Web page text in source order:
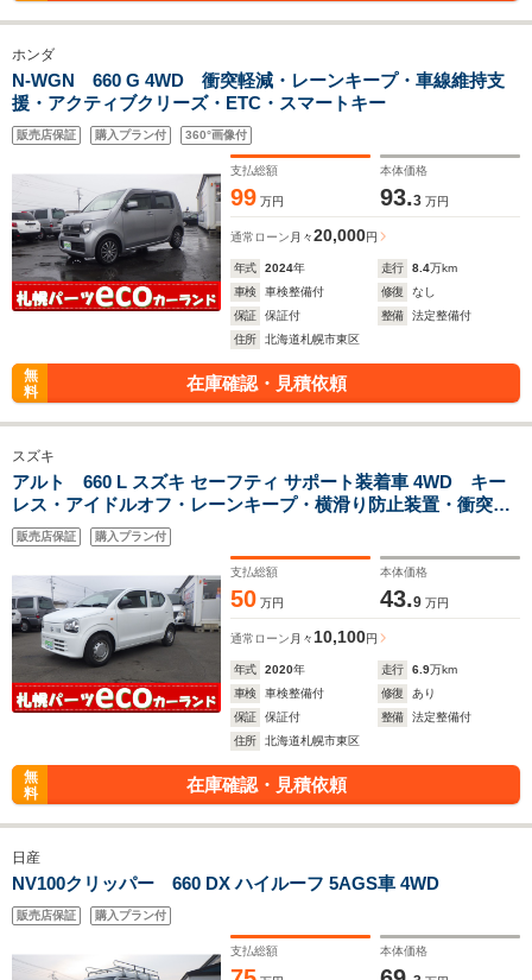
ホンダ
N-WGN 660 G 4WD 衝突軽減・レーンキープ・車線維持支
援・アクティブクリーズ・ETC・スマートキー
販売店保証 購入プラン付 360°画像付
支払総額
99 万円
本体価格
93.3 万円
通常ローン 月々20,000円
年式 2024年 走行 8.4万km
車検
車検整備付 修復
なし
保証
保証付 整備
法定整備付
住所
北海道札幌市東区
無
料
在庫確認・見積依頼
スズキ
アルト 660 L スズキ セーフティ サポート装着車 4WD キー
レス・アイドルオフ・レーンキープ・横滑り防止装置・衝突軽
減
販売店保証 購入プラン付
支払総額
50 万円
本体価格
43.9 万円
通常ローン 月々 10,100円
年式 2020年 走行 6.9万km
車検
車検整備付 修復
あり
保証
保証付 整備
法定整備付
住所
北海道札幌市東区
無
料
在庫確認・見積依頼
日産
NV100クリッパー 660 DX ハイルーフ 5AGS車 4WD
販売店保証 購入プラン付
支払総額 本体価格